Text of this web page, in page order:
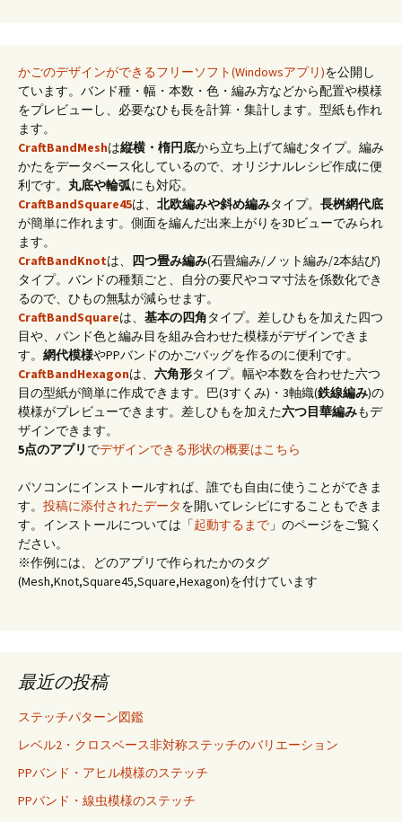
かごのデザインができるフリーソフト(Windowsアプリ)を公開し
ています。バンド種・幅・本数・色・編み方などから配置や模様
をプレビューし、必要なひも長を計算・集計します。型紙も作れ
ます。
CraftBandMeshは縦横・楕円底から立ち上げて編むタイプ。編み
かたをデータベース化しているので、オリジナルレシピ作成に便
利です。 丸底や輪弧にも対応。
CraftBandSquare45は、 北欧編みや斜め編みタイプ。 長桝網代底
が簡単に作れます。側面を編んだ出来上がりを3Dビューでみられ
ます。
CraftBandKnotは、 四つ畳み編み(石畳編み/ノット編み/2本結び)
タイプ。バンドの種類ごと、自分の要尺やコマ寸法を係数化でき
るので、ひもの無駄が減らせます。
CraftBandSquareは、 基本の四角タイプ。差しひもを加えた四つ
目や、バンド色と編み目を組み合わせた模様がデザインできま
す。 網代模様やPPバンドのかごバッグを作るのに便利です。
CraftBandHexagonは、 六角形タイプ。幅や本数を合わせた六つ
目の型紙が簡単に作成できます。巴(3すくみ)・3軸織(鉄線編み)の
模様がプレビューできます。差しひもを加えた六つ目華編みもデ
ザインできます。
5点のアプリ でデザインできる形状の概要はこちら
パソコンにインストールすれば、誰でも自由に使うことができま
す。 投稿に添付されたデータを開いてレシピにすることもできま
す。インストールについては「起動するまで 」のページをご覧く
ださい。
※作例には、どのアプリで作られたかのタグ
(Mesh,Knot,Square45,Square,Hexagon)を付けています
最近の投稿
ステッチパターン図鑑
レベル2・クロスベース非対称ステッチのバリエーション
PPバンド・アヒル模様のステッチ
PPバンド・線虫模様のステッチ